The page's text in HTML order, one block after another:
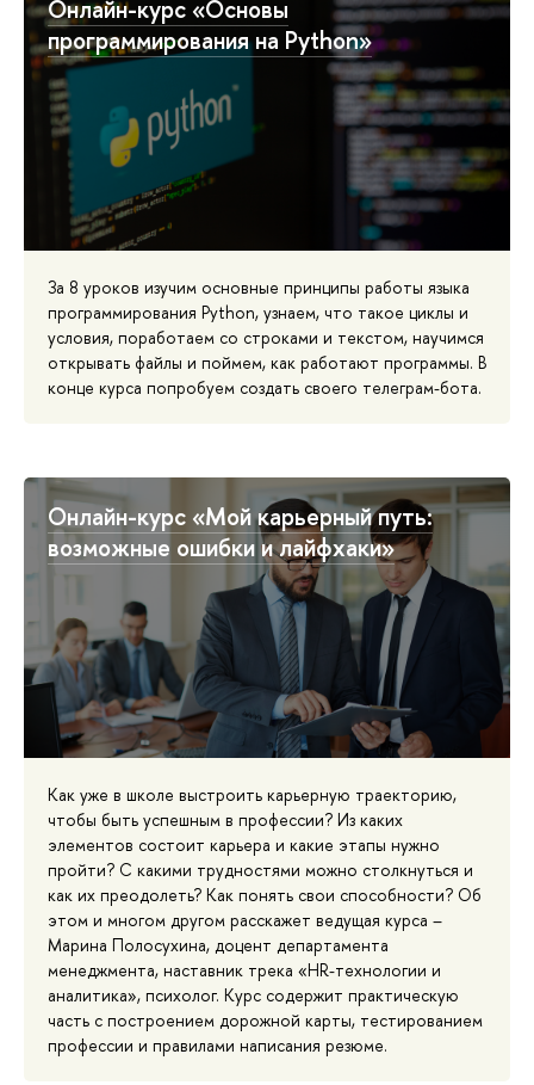
Онлайн-курс «Основы
программирования на Python»
За 8 уроков изучим основные принципы работы языка
программирования Python, узнаем, что такое циклы и
условия, поработаем со строками и текстом, научимся
открывать файлы и поймем, как работают программы. В
конце курса попробуем создать своего телеграм-бота.
Онлайн-курс «Мой карьерный путь:
возможные ошибки и лайфхаки»
Как уже в школе выстроить карьерную траекторию,
чтобы быть успешным в профессии? Из каких
элементов состоит карьера и какие этапы нужно
пройти? С какими трудностями можно столкнуться и
как их преодолеть? Как понять свои способности? Об
этом и многом другом расскажет ведущая курса –
Марина Полосухина, доцент департамента
менеджмента, наставник трека «HR-технологии и
аналитика», психолог. Курс содержит практическую
часть с построением дорожной карты, тестированием
профессии и правилами написания резюме.